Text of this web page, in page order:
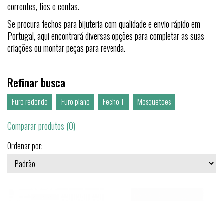
correntes, fios e contas.
Se procura fechos para bijuteria com qualidade e envio rápido em
Portugal, aqui encontrará diversas opções para completar as suas
criações ou montar peças para revenda.
Refinar busca
Furo redondo Furo plano Fecho T Mosquetões
Comparar produtos (0)
Ordenar por: